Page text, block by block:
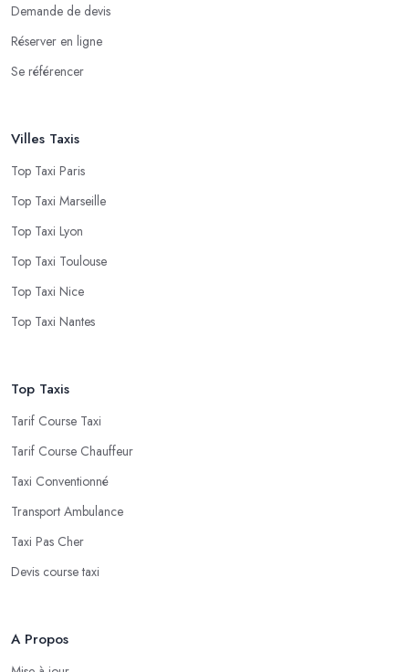
Demande de devis
Réserver en ligne
Se référencer
Villes Taxis
Top Taxi Paris
Top Taxi Marseille
Top Taxi Lyon
Top Taxi Toulouse
Top Taxi Nice
Top Taxi Nantes
Top Taxis
Tarif Course Taxi
Tarif Course Chauffeur
Taxi Conventionné
Transport Ambulance
Taxi Pas Cher
Devis course taxi
A Propos